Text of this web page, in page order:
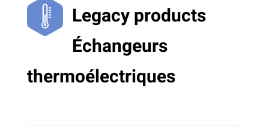
Legacy products
Échangeurs
thermoélectriques